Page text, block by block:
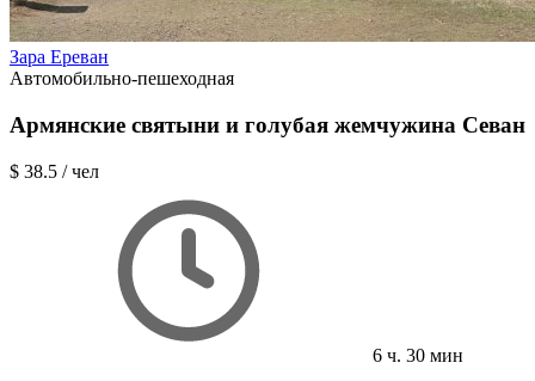
Зара Ереван
Автомобильно-пешеходная
Армянские святыни и голубая жемчужина Севан
$ 38.5 / чел
6 ч. 30 мин